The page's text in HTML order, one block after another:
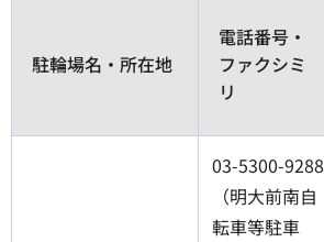
駐輪場名・所在地
電話番号・
ファクシミ
リ
03-5300-9288
（明大前南自
転車等駐車